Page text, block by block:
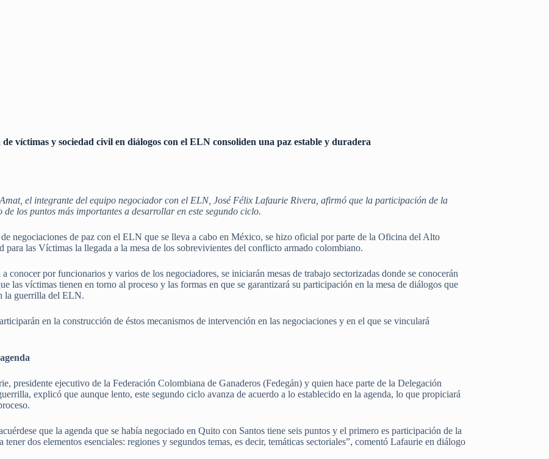
víctimas y sociedad civil en diálogos con el ELN consoliden una paz estable y duradera
el integrante del equipo negociador con el ELN, José Félix Lafaurie Rivera, afirmó que la participación de la
los puntos más importantes a desarrollar en este segundo ciclo.
negociaciones de paz con el ELN que se lleva a cabo en México, se hizo oficial por parte de la Oficina del Alto
para las Víctimas la llegada a la mesa de los sobrevivientes del conflicto armado colombiano.
conocer por funcionarios y varios de los negociadores, se iniciarán mesas de trabajo sectorizadas donde se conocerán
las víctimas tienen en torno al proceso y las formas en que se garantizará su participación en la mesa de diálogos que
la guerrilla del ELN.
en la construcción de éstos mecanismos de intervención en las negociaciones y en el que se vinculará
presidente ejecutivo de la Federación Colombiana de Ganaderos (Fedegán) y quien hace parte de la Delegación
explicó que aunque lento, este segundo ciclo avanza de acuerdo a lo establecido en la agenda, lo que propiciará
que la agenda que se había negociado en Quito con Santos tiene seis puntos y el primero es participación de la
dos elementos esenciales: regiones y segundos temas, es decir, temáticas sectoriales”, comentó Lafaurie en diálogo